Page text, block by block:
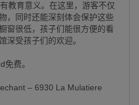
教育意义。在这里，游客不仅
，同时还能深刻体会保护这些
窗很低，孩子们能很方便的看
深受孩子们的欢迎。
免费。
– 6930 La Mulatiere